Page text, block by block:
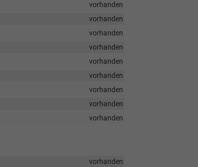
vorhanden
vorhanden
vorhanden
vorhanden
vorhanden
vorhanden
vorhanden
vorhanden
vorhanden
vorhanden